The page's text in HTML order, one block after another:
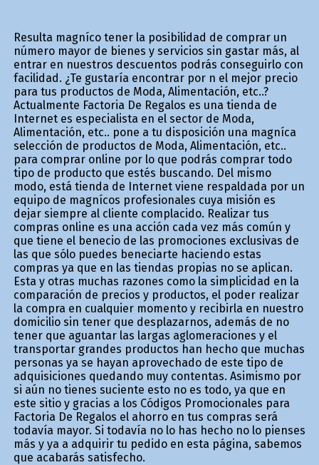
Resulta magnífico tener la posibilidad de comprar un
número mayor de bienes y servicios sin gastar más, al
entrar en nuestros descuentos podrás conseguirlo con
facilidad. ¿Te gustaría encontrar por fin el mejor precio
para tus productos de Moda, Alimentación, etc..?
Actualmente Factoria De Regalos es una tienda de
Internet es especialista en el sector de Moda,
Alimentación, etc.. pone a tu disposición una magnífica
selección de productos de Moda, Alimentación, etc..
para comprar online por lo que podrás comprar todo
tipo de producto que estés buscando. Del mismo
modo, está tienda de Internet viene respaldada por un
equipo de magníficos profesionales cuya misión es
dejar siempre al cliente complacido. Realizar tus
compras online es una acción cada vez más común y
que tiene el beneficio de las promociones exclusivas de
las que sólo puedes beneficiarte haciendo estas
compras ya que en las tiendas propias no se aplican.
Esta y otras muchas razones como la simplicidad en la
comparación de precios y productos, el poder realizar
la compra en cualquier momento y recibirla en nuestro
domicilio sin tener que desplazarnos, además de no
tener que aguantar las largas aglomeraciones y el
transportar grandes productos han hecho que muchas
personas ya se hayan aprovechado de este tipo de
adquisiciones quedando muy contentas. Asimismo por
si aún no tienes suficiente esto no es todo, ya que en
este sitio y gracias a los Códigos Promocionales para
Factoria De Regalos el ahorro en tus compras será
todavía mayor. Si todavía no lo has hecho no lo pienses
más y ya a adquirir tu pedido en esta página, sabemos
que acabarás satisfecho.